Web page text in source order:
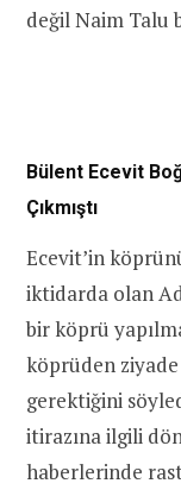
değil Naim Talu
Bülent Ecevit
Çıkmıştı
Ecevit’in
iktidarda olan
bir köprü
köprüden
gerektiğini
itirazına ilgili
haberlerinde